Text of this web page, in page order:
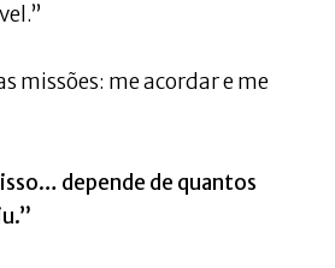
missões: me acordar e me
depende de quantos